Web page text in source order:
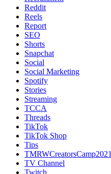
Reddit
Reels
Report
SEO
Shorts
Snapchat
Social
Social Marketing
Spotify
Stories
Streaming
TCCA
Threads
TikTok
TikTok Shop
Tips
TMRWCreatorsCamp2021
TV Channel
Twitch